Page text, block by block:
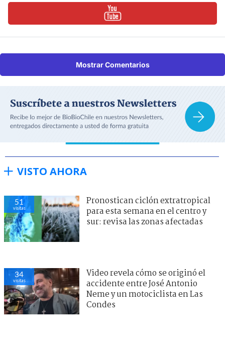
Mostrar Comentarios
VISTO AHORA
51
visitas
Pronostican ciclón extratropical
para esta semana en el centro y
sur: revisa las zonas afectadas
34
visitas
Video revela cómo se originó el
accidente entre José Antonio
Neme y un motociclista en Las
Condes